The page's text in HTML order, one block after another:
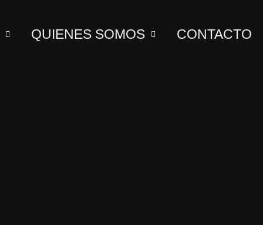
QUIENES SOMOS CONTACTO